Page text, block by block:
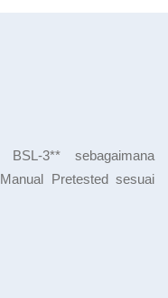
3** sebagaimana
Pretested sesuai